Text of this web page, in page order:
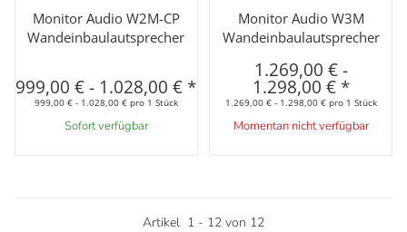
Monitor Audio W2M-CP
Wandeinbaulautsprecher
999,00 €- 1.028,00 € *
999,00 € - 1.028,00 € pro 1 Stück
Sofort verfügbar
Monitor Audio W3M
Wandeinbaulautsprecher
1.269,00 €-
1.298,00 € *
1.269,00 € - 1.298,00 € pro 1 Stück
Momentan nicht verfügbar
Artikel 1 - 12 von 12